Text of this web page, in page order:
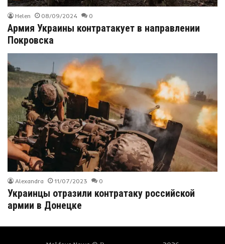
Helen 08/09/2024 0
Армия Украины контратакует в направлении
Покровска
Alexandra 11/07/2023 0
Украинцы отразили контратаку российской
армии в Донецке